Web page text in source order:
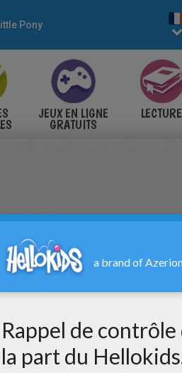
Pony
JEUX EN LIGNE
GRATUITS
LECTURE